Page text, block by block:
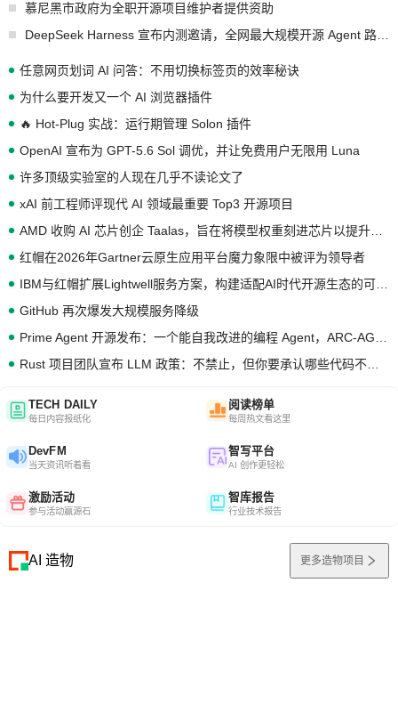
慕尼黑市政府为全职开源项目维护者提供资助
任意网页划词 AI 问答：不用切换标签页的效率秘诀
为什么要开发又一个 AI 浏览器插件
🔥 Hot-Plug 实战：运行期管理 Solon 插件
OpenAI 宣布为 GPT-5.6 Sol 调优，并让免费用户无限用 Luna
许多顶级实验室的人现在几乎不读论文了
xAI 前工程师评现代 AI 领域最重要 Top3 开源项目
红帽在2026年Gartner云原生应用平台魔力象限中被评为领导者
GitHub 再次爆发大规模服务降级
TECH DAILY
每日内容报纸化
阅读榜单
每周热文看这里
DevFM
当天资讯听着看
智写平台
AI 创作更轻松
激励活动
参与活动赢源石
智库报告
行业技术报告
AI 造物 更多造物项目